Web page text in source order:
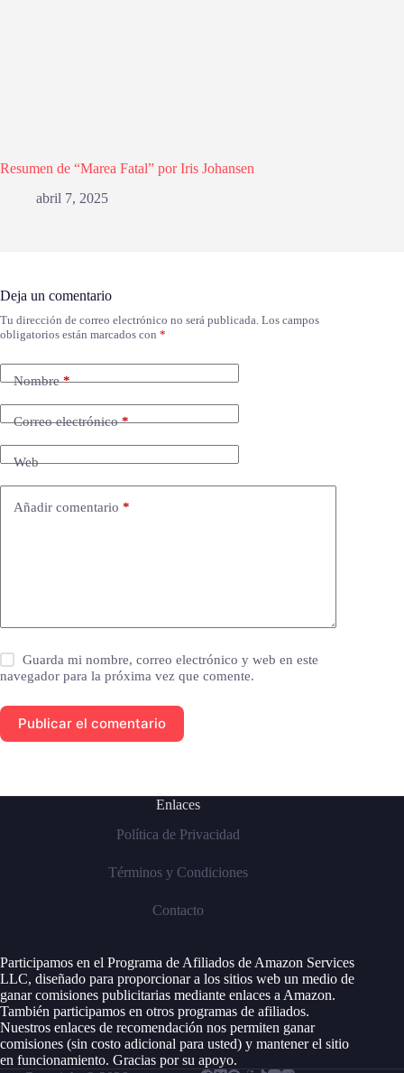
Resumen de “Marea Fatal” por Iris Johansen
abril 7, 2025
Deja un comentario
Tu dirección de correo electrónico no será publicada. Los campos
obligatorios están marcados con *
Nombre*
Correo electrónico*
Web
Añadir comentario *
Guarda mi nombre, correo electrónico y web en este
navegador para la próxima vez que comente.
Publicar el comentario
Enlaces
Política de Privacidad
Términos y Condiciones
Contacto
Participamos en el Programa de Afiliados de Amazon Services
LLC, diseñado para proporcionar a los sitios web un medio de
ganar comisiones publicitarias mediante enlaces a Amazon.
También participamos en otros programas de afiliados.
Nuestros enlaces de recomendación nos permiten ganar
comisiones (sin costo adicional para usted) y mantener el sitio
en funcionamiento. Gracias por su apoyo.